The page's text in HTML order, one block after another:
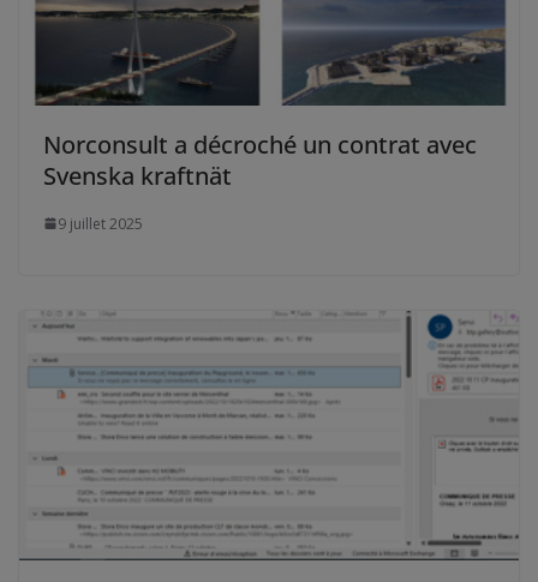
Norconsult a décroché un contrat avec
Svenska kraftnät
9 juillet 2025